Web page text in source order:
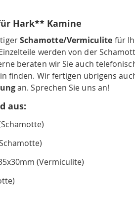
Hark** Kamine
Schamotte/Vermiculite für
werden von der
beraten wir Sie auch
finden. Wir fertigen übrigens
an. Sprechen Sie uns an!
aus:
(Vermiculite)